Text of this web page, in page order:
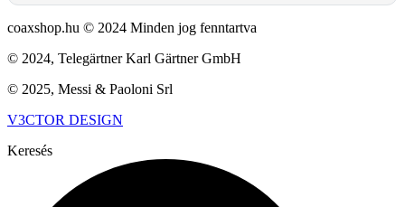
coaxshop.hu © 2024 Minden jog fenntartva
© 2024, Telegärtner Karl Gärtner GmbH
© 2025, Messi & Paoloni Srl
V3CTOR DESIGN
Keresés